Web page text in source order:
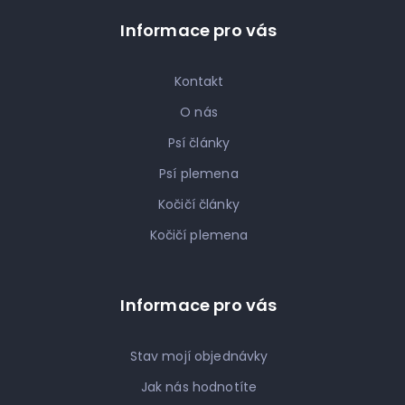
Informace pro vás
Kontakt
O nás
Psí články
Psí plemena
Kočičí články
Kočičí plemena
Informace pro vás
Stav mojí objednávky
Jak nás hodnotíte